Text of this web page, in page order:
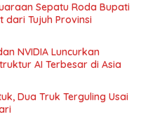
Sepatu Roda Bupati
dari Tujuh Provinsi
NVIDIA Luncurkan
AI Terbesar di Asia
Dua Truk Terguling Usai